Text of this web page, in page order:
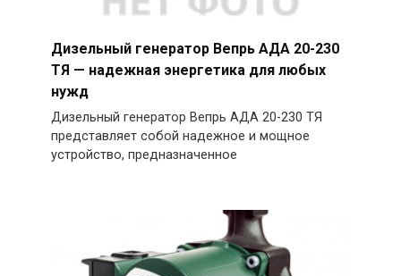
Дизельный генератор Вепрь АДА 20-230
ТЯ — надежная энергетика для любых
нужд
Дизельный генератор Вепрь АДА 20-230 ТЯ
представляет собой надежное и мощное
устройство, предназначенное